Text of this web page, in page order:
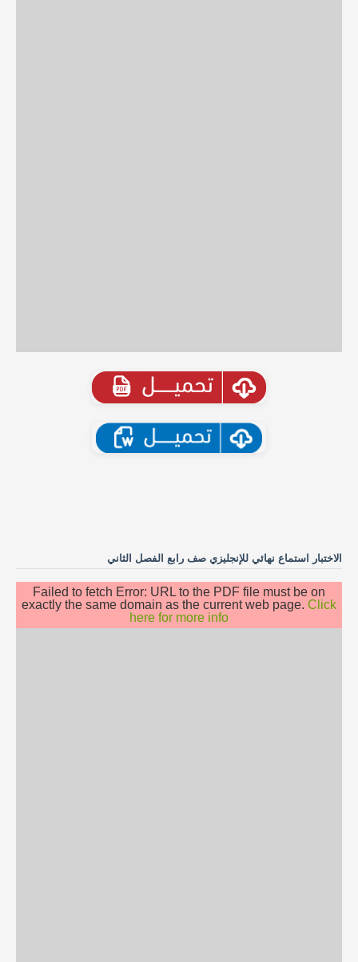
الاختبار استماع نهائي للإنجليزي صف رابع الفصل الثاني
Failed to fetch Error: URL to the PDF file must be on
exactly the same domain as the current web page. Click
here for more info